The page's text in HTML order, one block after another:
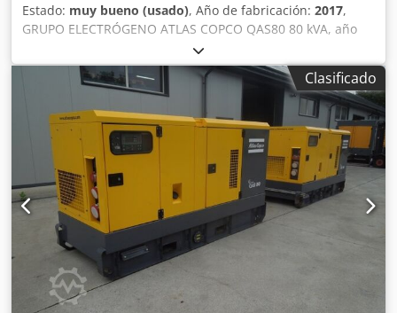
Estado: muy bueno (usado), Año de fabricación: 2017,
GRUPO ELECTRÓGENO ATLAS COPCO QAS80 80 kVA, año
2017, revisado. Datos técnicos: Potencia: 80 kVA (64 kW);
Año de fabricación: 2017; Motor: PERKINS. Horas de
funcionamiento: 2870. El grupo electrógeno está en
perfecto estado de funcionamiento. Precio neto: 59 500
PLN. Chjdpfjzdc Evex Akbja Precio bruto: 73 185 PLN.
Clasificado